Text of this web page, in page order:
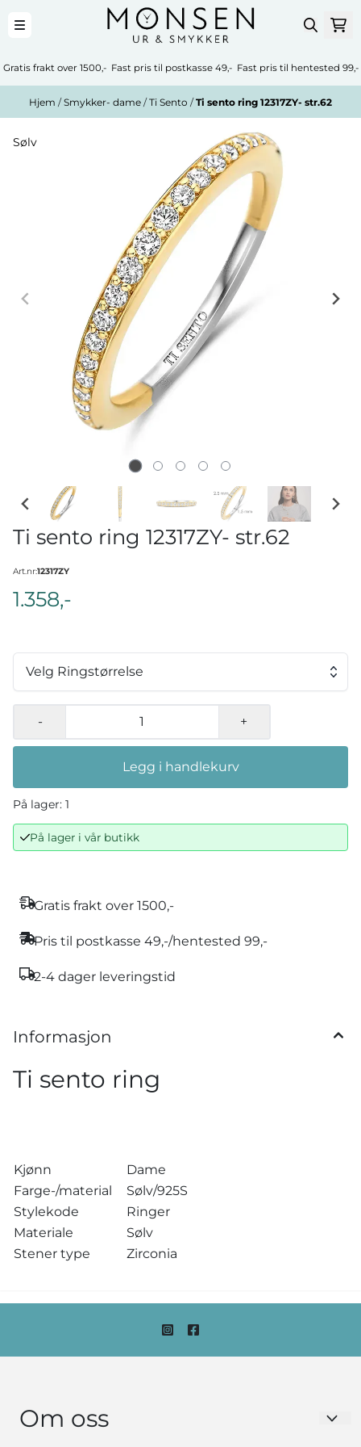
Gratis frakt over 1500,- Fast pris til postkasse 49,- Fast pris til hentested 99,-
Hjem /Smykker- dame /Ti Sento /Ti sento ring 12317ZY- str.62
Sølv
Ti sento ring 12317ZY- str.62
Art.nr:12317ZY
1.358,-
Velg Ringstørrelse
- +
Legg i handlekurv
På lager: 1
På lager i vår butikk
Gratis frakt over 1500,-
Pris til postkasse 49,-/hentested 99,-
2-4 dager leveringstid
Informasjon
Ti sento ring
Kjønn
Dame
Farge-/material
Sølv/925S
Stylekode
Ringer
Materiale
Sølv
Stener type
Zirconia
Om oss